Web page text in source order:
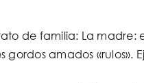
de familia: La madre:
amados «rulos».